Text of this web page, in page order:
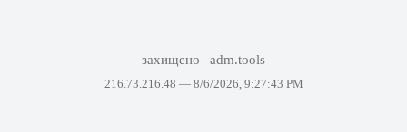
захищено adm.tools
216.73.216.48 — 8/6/2026, 9:27:43 PM